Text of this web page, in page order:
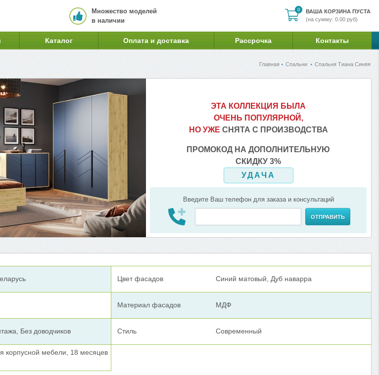
0
0
ВАША КОРЗИНА ПУСТА
(на сумму: 0.00 руб)
Множество моделей
в наличии
Каталог Оплата и доставка Рассрочка Контакты
Главная Спальни Спальня Тиана Синяя
ЭТА КОЛЛЕКЦИЯ БЫЛА
ОЧЕНЬ ПОПУЛЯРНОЙ,
НО УЖЕ СНЯТА С ПРОИЗВОДСТВА
ПРОМОКОД НА ДОПОЛНИТЕЛЬНУЮ
СКИДКУ 3%
УДАЧА
Введите Ваш телефон для заказа и консультаций
ОТПРАВИТЬ
Без доводчиков
корпусной мебели, 18 месяцев
Цвет фасадов Синий матовый, Дуб наварра
Материал фасадов МДФ
Стиль Современный